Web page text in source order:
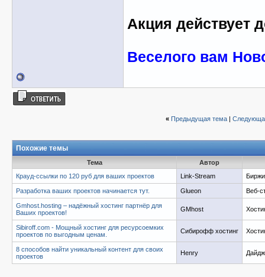
Акция действует
Веселого вам
« Предыдущая тема|
Похожие темы
Тема
Автор
Крауд-ссылки по 120 руб для ваших проектов
Link-Stream
Разработка ваших проектов начинается тут. Glueon Веб-
Gmhost.hosting – надёжный хостинг партнёр для
Ваших проектов!
GMhost
Sibiroff.com - Мощный хостинг для ресурсоемких
проектов по выгодным ценам.
Сибирофф хостинг
8 способов найти уникальный контент для своих
проектов
Henry